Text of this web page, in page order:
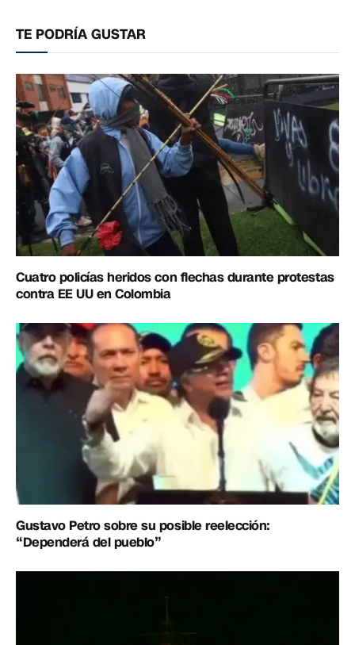
TE PODRÍA GUSTAR
Cuatro policías heridos con flechas durante protestas
contra EE UU en Colombia
Gustavo Petro sobre su posible reelección:
“Dependerá del pueblo”